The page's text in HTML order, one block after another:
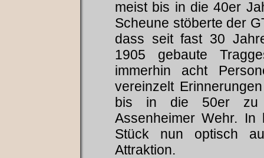
meist bis in die 40er
Scheune stöberte der
dass seit fast 30
1905 gebaute
immerhin acht
vereinzelt
bis in die 50er zu
Assenheimer Wehr.
Stück nun optisch
Attraktion.